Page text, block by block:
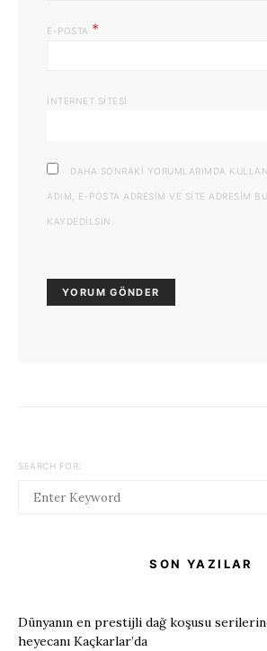
E-POSTA *
İNTERNET SITESI
DAHA SONRAKI YORUMLARIMDA
ADIM, E-POSTA ADRESIM VE SITE ADRESIM
KAYDEDILSIN.
SEARCH FOR:
SON YAZILAR
Dünyanın en prestijli dağ koşusu
heyecanı Kaçkarlar’da